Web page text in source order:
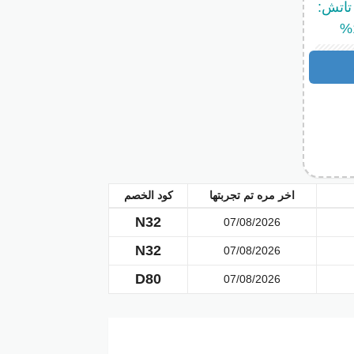
اخر مره تم تجربتها كود الخصم
07/08/2026
N32
07/08/2026
N32
07/08/2026
D80